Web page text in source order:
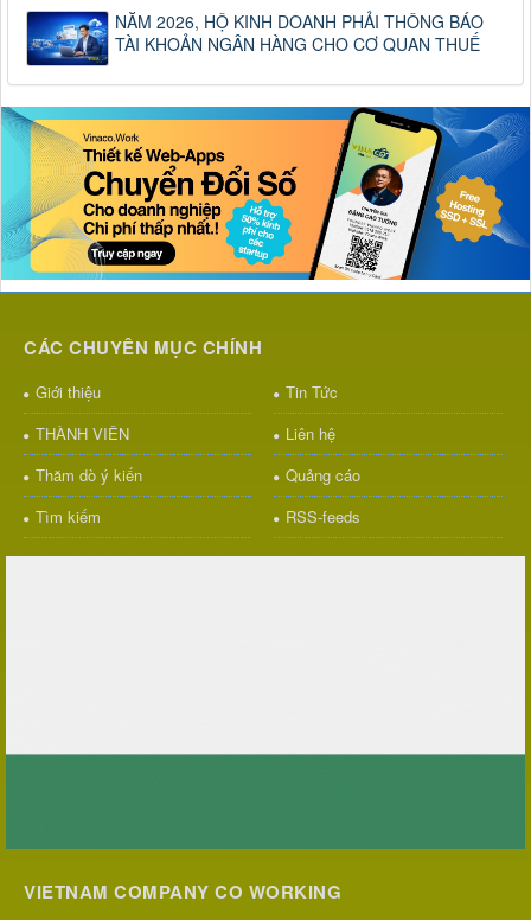
NĂM 2026, HỘ KINH DOANH PHẢI THÔNG BÁO
TÀI KHOẢN NGÂN HÀNG CHO CƠ QUAN THUẾ
CÁC CHUYÊN MỤC CHÍNH
Giới thiệu
Tin Tức
THÀNH VIÊN
Liên hệ
Thăm dò ý kiến
Quảng cáo
Tìm kiếm
RSS-feeds
VIETNAM COMPANY CO WORKING